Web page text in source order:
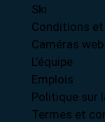
Ski
Conditions
Caméras web
L’équipe
Emplois
Politique sur
Termes et